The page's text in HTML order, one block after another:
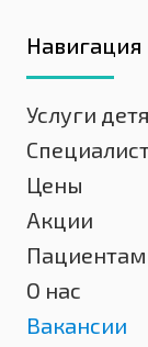
Навигация
Услуги
Цены
Акции
Пациентам
О нас
Вакансии